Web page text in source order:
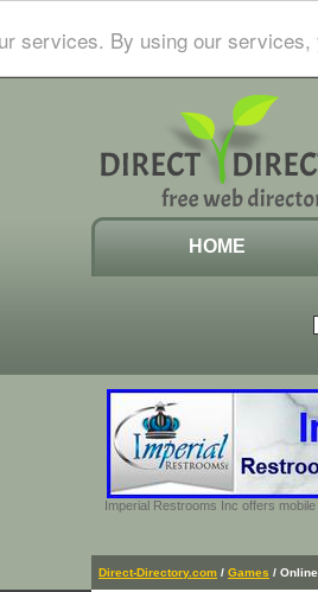
services. By using our
HOME
Imperial Restrooms Inc offers
Direct-Directory.com / Games / Online